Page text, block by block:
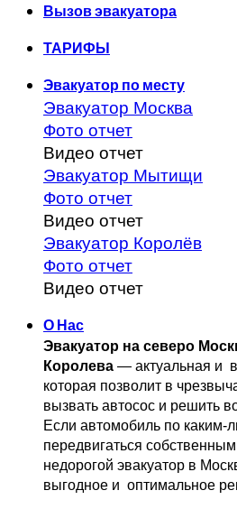
Вызов эвакуатора
ТАРИФЫ
Эвакуатор по месту
Эвакуатор Москва
Фото отчет
Видео отчет
Эвакуатор Мытищи
Фото отчет
Видео отчет
Эвакуатор Королёв
Фото отчет
Видео отчет
О Нас
Эвакуатор на северо
Королева — актуальная и
Если автомобиль по каким-
передвигаться собственным
недорогой эвакуатор в
выгодное и оптимальное